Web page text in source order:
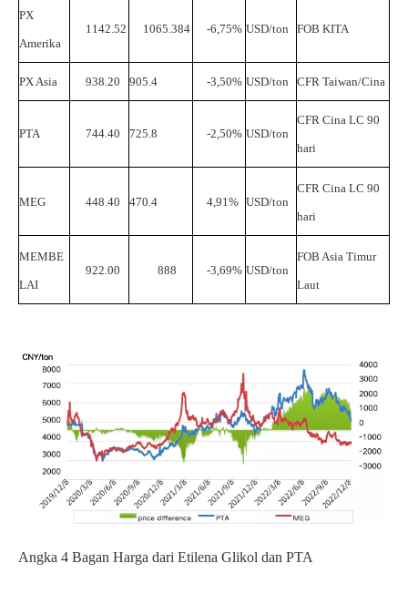
PX
Amerika
1142.52 1065.384 -6,75% USD/ton FOB KITA
PXAsia 938.20 905.4 -3,50% USD/ton CFR Taiwan/Cina
PTA 744.40 725.8 -2,50% USD/ton
CFR Cina LC 90
hari
MEG 448.40 470.4 4,91% USD/ton
CFR Cina LC 90
hari
MEMBE
LAI
922.00 888 -3,69% USD/ton
FOB Asia Timur
Laut
Angka 4 Bagan Harga dari Etilena Glikol dan PTA